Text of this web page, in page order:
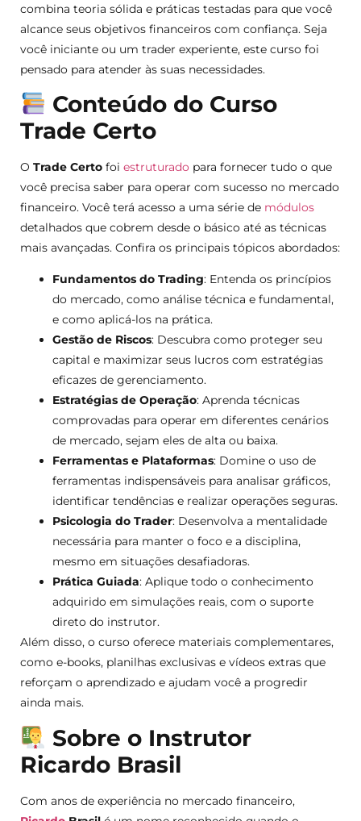
combina teoria sólida e práticas testadas para que você
alcance seus objetivos financeiros com confiança. Seja
você iniciante ou um trader experiente, este curso foi
pensado para atender às suas necessidades.
Conteúdo do Curso
Trade Certo
O Trade Certo foi estruturado para fornecer tudo o que
você precisa saber para operar com sucesso no mercado
financeiro. Você terá acesso a uma série de módulos
detalhados que cobrem desde o básico até as técnicas
mais avançadas. Confira os principais tópicos abordados:
Fundamentos do Trading: Entenda os princípios
do mercado, como análise técnica e fundamental,
e como aplicá-los na prática.
Gestão de Riscos: Descubra como proteger seu
capital e maximizar seus lucros com estratégias
eficazes de gerenciamento.
Estratégias de Operação: Aprenda técnicas
comprovadas para operar em diferentes cenários
de mercado, sejam eles de alta ou baixa.
Ferramentas e Plataformas: Domine o uso de
ferramentas indispensáveis para analisar gráficos,
identificar tendências e realizar operações seguras.
Psicologia do Trader: Desenvolva a mentalidade
necessária para manter o foco e a disciplina,
mesmo em situações desafiadoras.
Prática Guiada: Aplique todo o conhecimento
adquirido em simulações reais, com o suporte
direto do instrutor.
Além disso, o curso oferece materiais complementares,
como e-books, planilhas exclusivas e vídeos extras que
reforçam o aprendizado e ajudam você a progredir
ainda mais.
Sobre o Instrutor
Ricardo Brasil
Com anos de experiência no mercado financeiro,